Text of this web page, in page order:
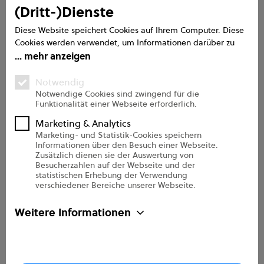
(Dritt-)Dienste
Diese Website speichert Cookies auf Ihrem Computer. Diese
Cookies werden verwendet, um Informationen darüber zu
sammeln, wie Sie mit unserer Website interagieren. Wir
zu verbessern und anzupassen, sowie für Analysen und
Messungen zu unseren Besuchern auf dieser Website und
anderen Medien. Weitere Informationen zu den von uns
verwendeten Cookies finden Sie in unseren
Datenschutzbestimmungen.
mehr anzeigen
Notwendig
Notwendige Cookies sind zwingend für die
Funktionalität einer Webseite erforderlich.
Marketing & Analytics
Marketing- und Statistik-Cookies speichern
Informationen über den Besuch einer Webseite.
Zusätzlich dienen sie der Auswertung von
Besucherzahlen auf der Webseite und der
statistischen Erhebung der Verwendung
verschiedener Bereiche unserer Webseite.
Weitere Informationen
Service
Handbuch
FAQs
Support
Onboarding Pro
Über uns
Unternehmen
Kontakt